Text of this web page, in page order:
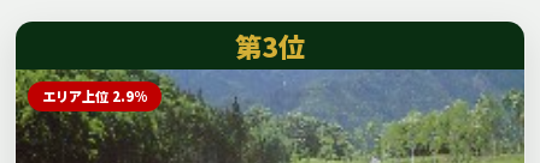
第3位
エリア上位 2.9%